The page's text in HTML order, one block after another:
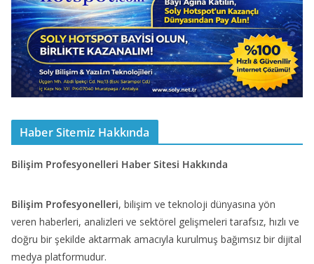
Haber Sitemiz Hakkında
Bilişim Profesyonelleri Haber Sitesi Hakkında
Bilişim Profesyonelleri, bilişim ve teknoloji dünyasına yön
veren haberleri, analizleri ve sektörel gelişmeleri tarafsız, hızlı ve
doğru bir şekilde aktarmak amacıyla kurulmuş bağımsız bir dijital
medya platformudur.